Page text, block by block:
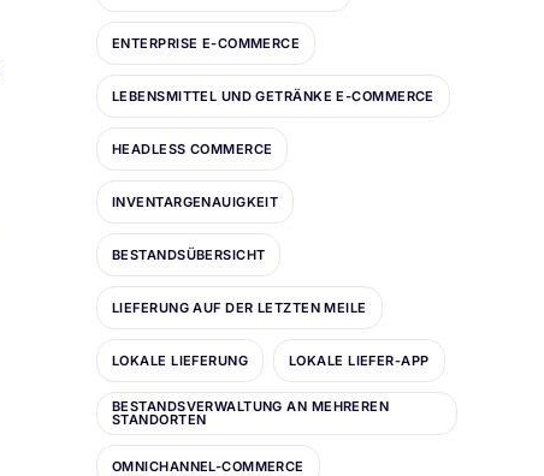
ENTERPRISE E-COMMERCE
LEBENSMITTEL UND GETRÄNKE E-COMMERCE
HEADLESS COMMERCE
INVENTARGENAUIGKEIT
BESTANDSÜBERSICHT
LIEFERUNG AUF DER LETZTEN MEILE
LOKALE LIEFERUNG LOKALE LIEFER-APP
BESTANDSVERWALTUNG AN MEHREREN
STANDORTEN
OMNICHANNEL-COMMERCE